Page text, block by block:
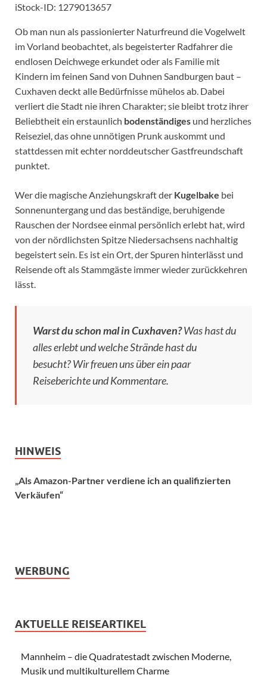
iStock-ID: 1279013657
Ob man nun als passionierter Naturfreund die Vogelwelt
im Vorland beobachtet, als begeisterter Radfahrer die
endlosen Deichwege erkundet oder als Familie mit
Kindern im feinen Sand von Duhnen Sandburgen baut –
Cuxhaven deckt alle Bedürfnisse mühelos ab. Dabei
verliert die Stadt nie ihren Charakter; sie bleibt trotz ihrer
Beliebtheit ein erstaunlich bodenständiges und herzliches
Reiseziel, das ohne unnötigen Prunk auskommt und
stattdessen mit echter norddeutscher Gastfreundschaft
punktet.
Wer die magische Anziehungskraft der Kugelbake bei
Sonnenuntergang und das beständige, beruhigende
Rauschen der Nordsee einmal persönlich erlebt hat, wird
von der nördlichsten Spitze Niedersachsens nachhaltig
begeistert sein. Es ist ein Ort, der Spuren hinterlässt und
Reisende oft als Stammgäste immer wieder zurückkehren
lässt.
Warst du schon mal in Cuxhaven?Was hast du
alles erlebt und welche Strände hast du
besucht? Wir freuen uns über ein paar
Reiseberichte und Kommentare.
HINWEIS
„Als Amazon-Partner verdiene ich an qualifizierten
Verkäufen“
WERBUNG
AKTUELLE REISEARTIKEL
Mannheim – die Quadratestadt zwischen Moderne,
Musik und multikulturellem Charme